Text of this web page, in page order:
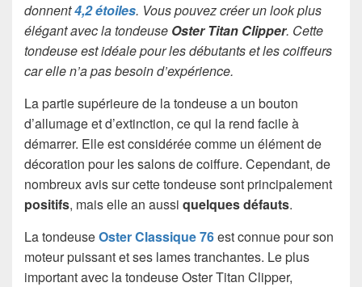
donnent4,2 étoiles. Vous pouvez créer un look plus
élégant avec la tondeuse Oster Titan Clipper. Cette
tondeuse est idéale pour les débutants et les coiffeurs
car elle n’a pas besoin d’expérience.
La partie supérieure de la tondeuse a un bouton
d’allumage et d’extinction, ce qui la rend facile à
démarrer. Elle est considérée comme un élément de
décoration pour les salons de coiffure. Cependant, de
nombreux avis sur cette tondeuse sont principalement
positifs, mais elle an aussi quelques défauts.
La tondeuseOster Classique 76est connue pour son
moteur puissant et ses lames tranchantes. Le plus
important avec la tondeuse Oster Titan Clipper,